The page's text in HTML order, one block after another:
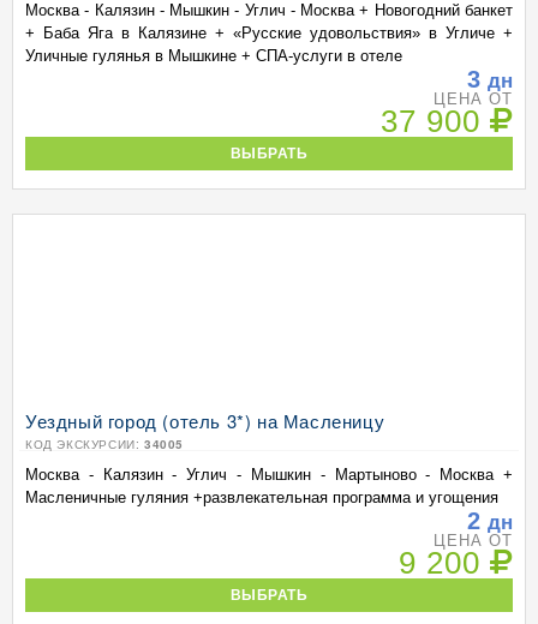
Москва - Калязин - Мышкин - Углич - Москва + Новогодний банкет
+ Баба Яга в Калязине + «Русские удовольствия» в Угличе +
Уличные гулянья в Мышкине + СПА-услуги в отеле
3 дн
ЦЕНА ОТ
37 900
ВЫБРАТЬ
Уездный город (отель 3*) на Масленицу
КОД ЭКСКУРСИИ: 34005
Москва - Калязин - Углич - Мышкин - Мартыново - Москва +
Масленичные гуляния +развлекательная программа и угощения
2 дн
ЦЕНА ОТ
9 200
ВЫБРАТЬ